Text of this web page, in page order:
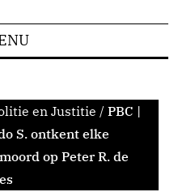
en Justitie / PBC |
S. ontkent elke
op Peter R. de